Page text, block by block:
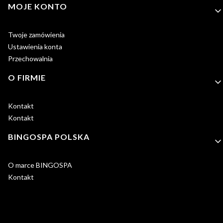
MOJE KONTO
Twoje zamówienia
Ustawienia konta
Przechowalnia
O FIRMIE
Kontakt
Kontakt
BINGOSPA POLSKA
O marce BINGOSPA
Kontakt